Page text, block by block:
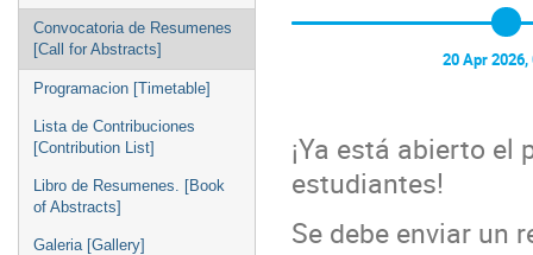
Convocatoria de Resumenes
[Call for Abstracts]
Programacion [Timetable]
Lista de Contribuciones
[Contribution List]
Libro de Resumenes. [Book
of Abstracts]
Galeria [Gallery]
20 Apr 2026,
¡Ya está abierto
estudiantes!
Se debe enviar un